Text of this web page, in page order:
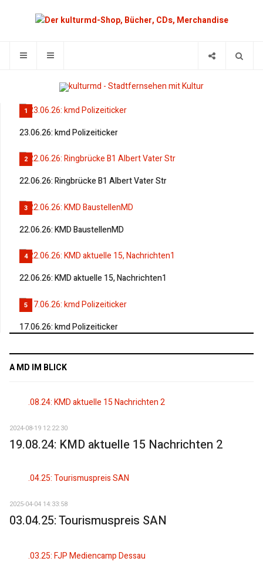
1
23.06.26: kmd Polizeiticker
2
22.06.26: Ringbrücke B1 Albert Vater Str
3
22.06.26: KMD BaustellenMD
4
22.06.26: KMD aktuelle 15, Nachrichten1
5
17.06.26: kmd Polizeiticker
A MD IM BLICK
2024-08-19 12:22:30
19.08.24: KMD aktuelle 15 Nachrichten 2
2025-04-04 14:33:58
03.04.25: Tourismuspreis SAN